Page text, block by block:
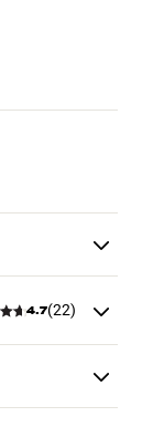
Analog RCA,
4.7(22)